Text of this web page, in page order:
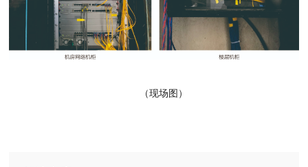
（现场图）